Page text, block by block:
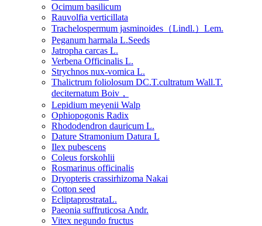
Ocimum basilicum
Rauvolfia verticillata
Trachelospermum jasminoides（Lindl.）Lem.
Peganum harmala L.Seeds
Jatropha carcas L.
Verbena Officinalis L.
Strychnos nux-vomica L.
Thalictrum foliolosum DC.T.cultratum Wall.T.
deciternatum Boiv，
Lepidium meyenii Walp
Ophiopogonis Radix
Rhododendron dauricum L.
Dature Stramonium Datura L
Ilex pubescens
Coleus forskohlii
Rosmarinus officinalis
Dryopteris crassirhizoma Nakai
Cotton seed
EcliptaprostrataL.
Paeonia suffruticosa Andr.
Vitex negundo fructus